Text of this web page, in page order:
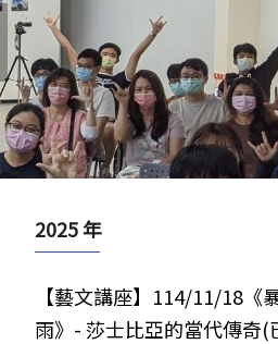
2025 年
【藝文講座】114/11/18《
雨》- 莎士比亞的當代傳奇(